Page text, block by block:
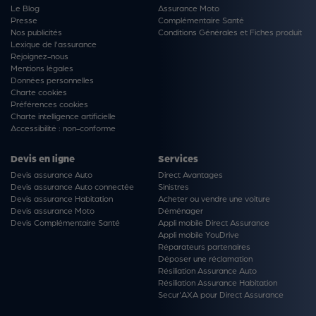
Le Blog
Presse
Nos publicités
Lexique de l'assurance
Rejoignez-nous
Mentions légales
Données personnelles
Charte cookies
Préférences cookies
Charte intelligence artificielle
Accessibilité : non-conforme
Assurance Moto
Complémentaire Santé
Conditions Générales et Fiches produit
Devis en ligne
Devis assurance Auto
Devis assurance Auto connectée
Devis assurance Habitation
Devis assurance Moto
Devis Complémentaire Santé
Services
Direct Avantages
Sinistres
Acheter ou vendre une voiture
Déménager
Appli mobile Direct Assurance
Appli mobile YouDrive
Réparateurs partenaires
Déposer une réclamation
Résiliation Assurance Auto
Résiliation Assurance Habitation
Secur'AXA pour Direct Assurance